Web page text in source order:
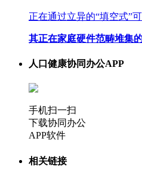
正在通过立异的“填空式”
其正在家庭硬件范畴堆集
人口健康协同办公APP
手机扫一扫
下载协同办公
APP软件
相关链接